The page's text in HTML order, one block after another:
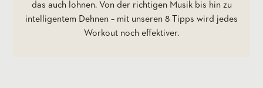
das auch lohnen. Von der richtigen Musik bis hin zu
intelligentem Dehnen – mit unseren 8 Tipps wird jedes
Workout noch effektiver.